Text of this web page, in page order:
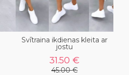
Svītraina ikdienas kleita ar
jostu
31.50 €
45.00 €